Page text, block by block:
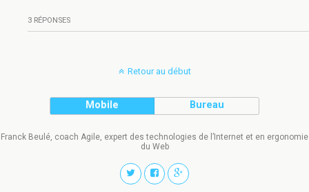
3 RÉPONSES
Retour au début
Mobile Bureau
Franck Beulé, coach Agile, expert des technologies de l’Internet et en ergonomie
du Web